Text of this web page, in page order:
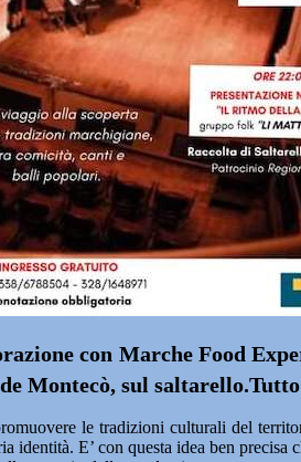
con Marche Food
Montecò, sul
le tradizioni culturali del
identità. E’ con questa idea ben